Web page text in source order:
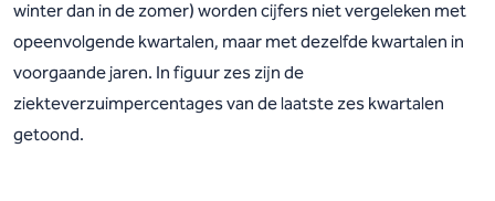
winter dan in de zomer) worden cijfers niet vergeleken met
opeenvolgende kwartalen, maar met dezelfde kwartalen in
voorgaande jaren. In figuur zes zijn de
ziekteverzuimpercentages van de laatste zes kwartalen
getoond.